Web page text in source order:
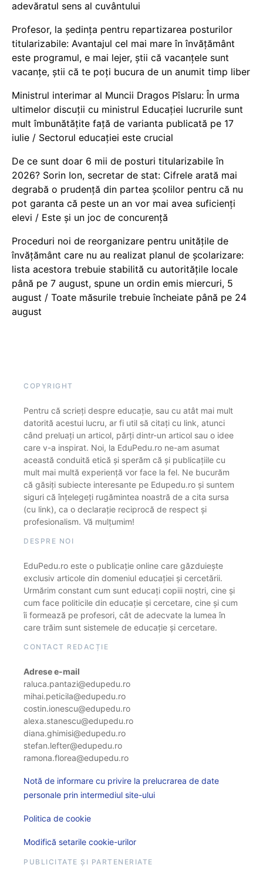
adevăratul sens al cuvântului
Profesor, la ședința pentru repartizarea posturilor
titularizabile: Avantajul cel mai mare în învățământ
este programul, e mai lejer, știi că vacanțele sunt
vacanţe, știi că te poți bucura de un anumit timp liber
Ministrul interimar al Muncii Dragos Pîslaru: În urma
ultimelor discuții cu ministrul Educației lucrurile sunt
mult îmbunătățite față de varianta publicată pe 17
iulie / Sectorul educației este crucial
De ce sunt doar 6 mii de posturi titularizabile în
2026? Sorin Ion, secretar de stat: Cifrele arată mai
degrabă o prudență din partea școlilor pentru că nu
pot garanta că peste un an vor mai avea suficienți
elevi / Este și un joc de concurență
Proceduri noi de reorganizare pentru unitățile de
învățământ care nu au realizat planul de școlarizare:
lista acestora trebuie stabilită cu autoritățile locale
până pe 7 august, spune un ordin emis miercuri, 5
august / Toate măsurile trebuie încheiate până pe 24
august
COPYRIGHT
Pentru că scrieți despre educație, sau cu atât mai mult
datorită acestui lucru, ar fi util să citați cu link, atunci
când preluați un articol, părți dintr-un articol sau o idee
care v-a inspirat. Noi, la EduPedu.ro ne-am asumat
această conduită etică și sperăm că și publicațiile cu
mult mai multă experiență vor face la fel. Ne bucurăm
că găsiți subiecte interesante pe Edupedu.ro și suntem
siguri că înțelegeți rugămintea noastră de a cita sursa
(cu link), ca o declarație reciprocă de respect și
profesionalism. Vă mulțumim!
DESPRE NOI
EduPedu.ro este o publicație online care găzduiește
exclusiv articole din domeniul educației și cercetării.
Urmărim constant cum sunt educați copiii noștri, cine și
cum face politicile din educație și cercetare, cine și cum
îi formează pe profesori, cât de adecvate la lumea în
care trăim sunt sistemele de educație și cercetare.
CONTACT REDACȚIE
Adrese e-mail
raluca.pantazi@edupedu.ro
mihai.peticila@edupedu.ro
costin.ionescu@edupedu.ro
alexa.stanescu@edupedu.ro
diana.ghimisi@edupedu.ro
stefan.lefter@edupedu.ro
ramona.florea@edupedu.ro
Notă de informare cu privire la prelucrarea de date
personale prin intermediul site-ului
Politica de cookie
Modifică setarile cookie-urilor
PUBLICITATE ȘI PARTENERIATE